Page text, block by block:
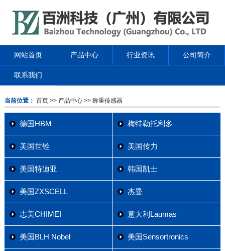
网站首页 产品中心 行业资讯 公司简介
联系我们
当前位置： 首页 >> 产品中心>> 称重传感器
德国HBM 梅特勒托利多
美国世铨 美国传力
美国特迪亚 韩国凯士
美国ZXSCELL 杰曼
志美CHIMEI 意大利Laumas
美国BLH Nobel 美国Sensortronics